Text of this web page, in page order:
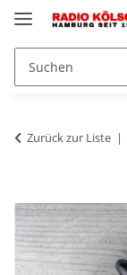
Zurück zur Liste